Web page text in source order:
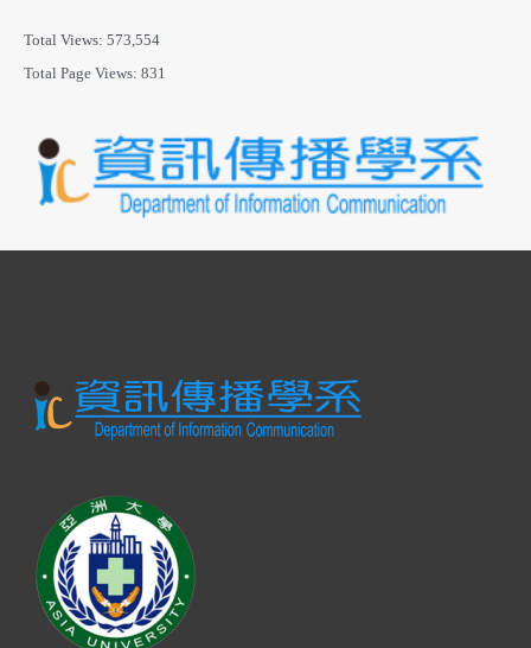
Total Views: 573,554
Total Page Views: 831